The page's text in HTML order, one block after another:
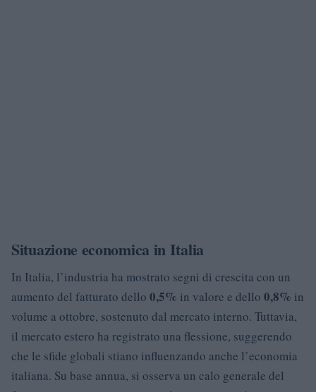
Situazione economica in Italia
In Italia, l’industria ha mostrato segni di crescita con un
aumento del fatturato dello 0,5% in valore e dello 0,8% in
volume a ottobre, sostenuto dal mercato interno. Tuttavia,
il mercato estero ha registrato una flessione, suggerendo
che le sfide globali stiano influenzando anche l’economia
italiana. Su base annua, si osserva un calo generale del